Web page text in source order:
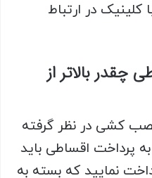
کلینیک در ارتباط
بالاتر از
کشی در نظر گرفته
پرداخت اقساطی باید
نمایید که بسته به